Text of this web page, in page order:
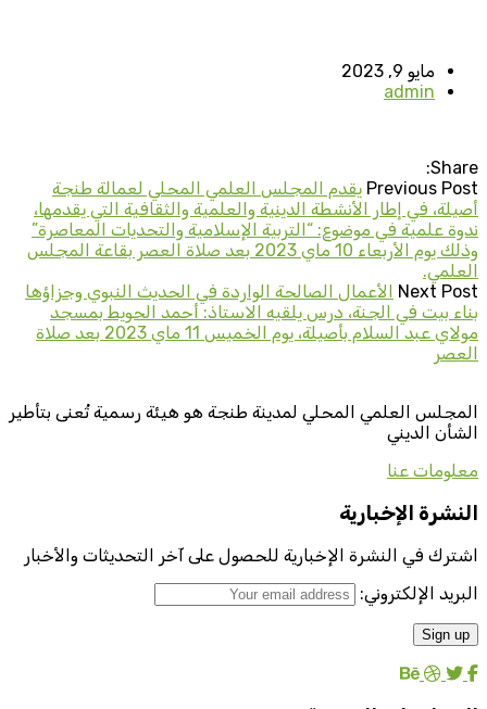
مايو 9, 2023
admin
Share:
Previous Post يقدم المجلس العلمي المحلي لعمالة طنجة
أصيلة، في إطار الأنشطة الدينية والعلمية والثقافية التي يقدمها،
ندوة علمية في موضوع: “التربية الإسلامية والتحديات المعاصرة”
وذلك يوم الأربعاء 10 ماي 2023 بعد صلاة العصر بقاعة المجلس
العلمي.
Next Post الأعمال الصالحة الواردة في الحديث النبوي وجزاؤها
بناء بيت في الجنة، درس يلقيه الاستاذ: أحمد الحويط بمسجد
مولاي عبد السلام بأصيلة، يوم الخميس 11 ماي 2023 بعد صلاة
العصر
المجلس العلمي المحلي لمدينة طنجة هو هيئة رسمية تُعنى بتأطير
الشأن الديني
معلومات عنا
النشرة الإخبارية
اشترك في النشرة الإخبارية للحصول على آخر التحديثات والأخبار
البريد الإلكتروني: